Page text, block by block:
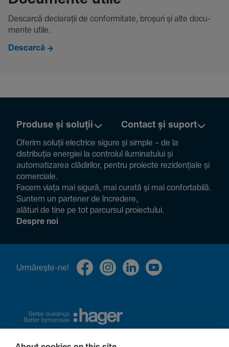
Descarcă decla­rații de conformitate, broșuri și alte docu­
mente utile.
Descarcă
Produse și soluții Contact și suport
Oferim soluții electrice sigure și simple – de la
distribuția energiei la controlul ilumi­na­tului și
auto­ma­ti­zarea clădi­rilor, pentru proiecte rezi­den­țiale și
comer­ciale.
Facem viața mai sigură, mai curată și mai confor­ta­bilă.
Suntem un partener de încre­dere,
alături de tine pe tot parcursul proiec­tului.
Despre noi
Urmă­rește-ne!